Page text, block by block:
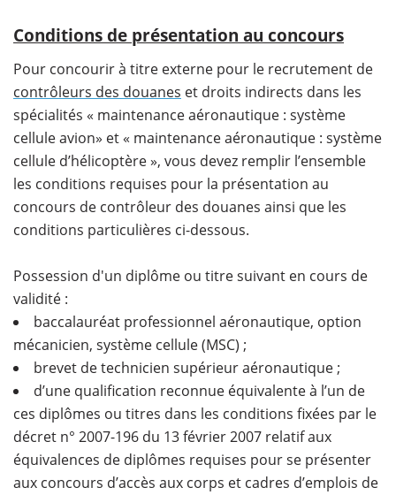
Conditions de présentation au concours
Pour concourir à titre externe pour le recrutement de
contrôleurs des douanes et droits indirects dans les
spécialités « maintenance aéronautique : système
cellule avion» et « maintenance aéronautique : système
cellule d’hélicoptère », vous devez remplir l’ensemble
les conditions requises pour la présentation au
concours de contrôleur des douanes ainsi que les
conditions particulières ci-dessous.
Possession d'un diplôme ou titre suivant en cours de
validité :
baccalauréat professionnel aéronautique, option
mécanicien, système cellule (MSC) ;
brevet de technicien supérieur aéronautique ;
d’une qualification reconnue équivalente à l’un de
ces diplômes ou titres dans les conditions fixées par le
décret n° 2007-196 du 13 février 2007 relatif aux
équivalences de diplômes requises pour se présenter
aux concours d’accès aux corps et cadres d’emplois de